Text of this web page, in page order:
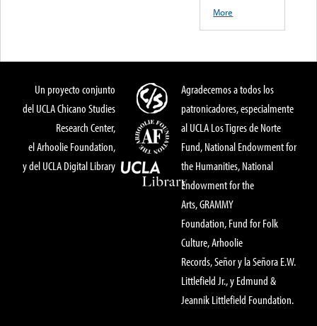
More
Un proyecto conjunto
del UCLA Chicano Studies
Research Center,
el Arhoolie Foundation,
y del UCLA Digital Library
Agradecemos a todos los
patronicadores, especialmente
al UCLA Los Tigres de Norte
Fund, National Endowment for
the Humanities, National
Endowment for the
Arts, GRAMMY
Foundation, Fund for Folk
Culture, Arhoolie
Records, Señor y la Señora E.W.
Littlefield Jr., y Edmund &
Jeannik Littlefield Foundation.